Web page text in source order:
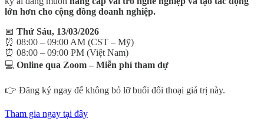
lớn hơn cho cộng đồng doanh nghiệp.
📅 Thứ Sáu, 13/03/2026
⏰ 08:00 – 09:00 AM (CST – Mỹ)
⏰ 08:00 – 09:00 PM (Việt Nam)
💻 Online qua Zoom – Miễn phí tham dự
👉 Đăng ký ngay để không bỏ lỡ buổi đối thoại giá trị này.
Tham gia ngay tại đây